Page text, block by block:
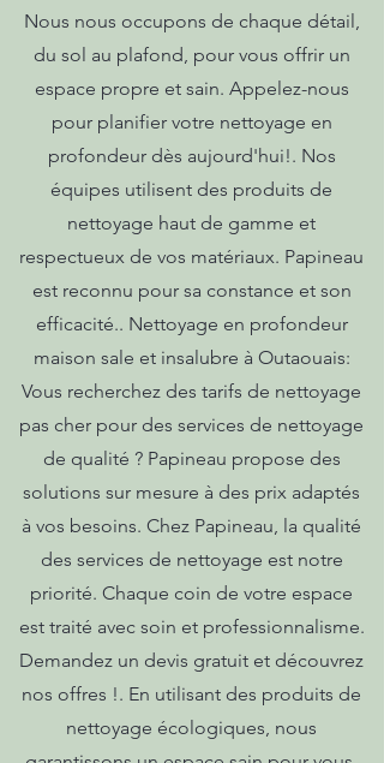
Nous nous occupons de chaque détail,
du sol au plafond, pour vous offrir un
espace propre et sain. Appelez-nous
pour planifier votre nettoyage en
profondeur dès aujourd'hui!. Nos
équipes utilisent des produits de
nettoyage haut de gamme et
respectueux de vos matériaux. Papineau
est reconnu pour sa constance et son
efficacité.. Nettoyage en profondeur
maison sale et insalubre à Outaouais:
Vous recherchez des tarifs de nettoyage
pas cher pour des services de nettoyage
de qualité ? Papineau propose des
solutions sur mesure à des prix adaptés
à vos besoins. Chez Papineau, la qualité
des services de nettoyage est notre
priorité. Chaque coin de votre espace
est traité avec soin et professionnalisme.
Demandez un devis gratuit et découvrez
nos offres !. En utilisant des produits de
nettoyage écologiques, nous